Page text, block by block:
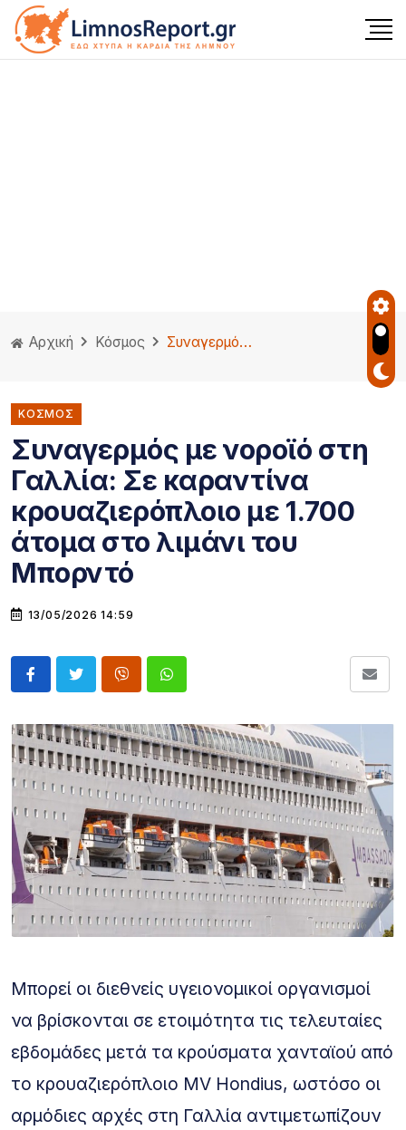
Αρχική Κόσμος Συναγερμός με νοροϊό στη Γαλλία: Σε καραντίνα κρουαζιερόπλοιο με 1.700 άτομα στο λιμάνι του Μπορντό
ΚΌΣΜΟΣ
Συναγερμός με νοροϊό στη
Γαλλία: Σε καραντίνα
κρουαζιερόπλοιο με 1.700
άτομα στο λιμάνι του
Μπορντό
13/05/2026 14:59
Μπορεί οι διεθνείς υγειονομικοί οργανισμοί
να βρίσκονται σε ετοιμότητα τις τελευταίες
εβδομάδες μετά τα κρούσματα χανταϊού από
το κρουαζιερόπλοιο MV Hondius, ωστόσο οι
αρμόδιες αρχές στη Γαλλία αντιμετωπίζουν